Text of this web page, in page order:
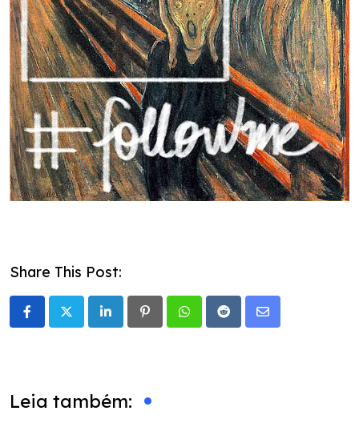
Share This Post:
LinkedIn PinterestWhatsappRedditShare
Leia também: